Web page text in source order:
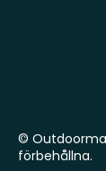
©
förbehållna.